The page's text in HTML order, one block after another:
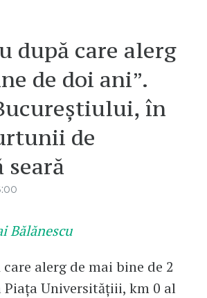
după care alerg
de doi ani”.
în
de
Bălănescu
alerg de mai bine de 2
Piața Universitățiii, km 0 al